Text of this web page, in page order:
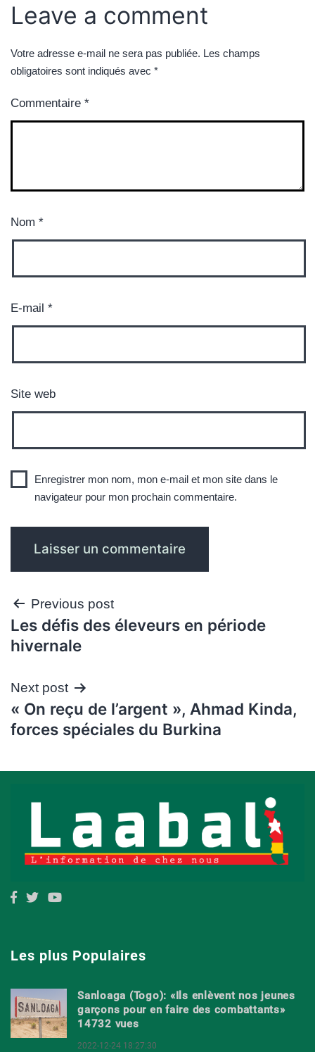
Leave a comment
Votre adresse e-mail ne sera pas publiée. Les champs
obligatoires sont indiqués avec *
Commentaire *
Nom *
E-mail *
Site web
Enregistrer mon nom, mon e-mail et mon site dans le
navigateur pour mon prochain commentaire.
Navigation
de
Previous post
Les défis des éleveurs en période
hivernale
Next post
« On reçu de l’argent », Ahmad Kinda,
forces spéciales du Burkina
Les plus Populaires
Sanloaga (Togo): «Ils enlèvent nos jeunes
garçons pour en faire des combattants»
14732 vues
2022-12-24 18:27:30